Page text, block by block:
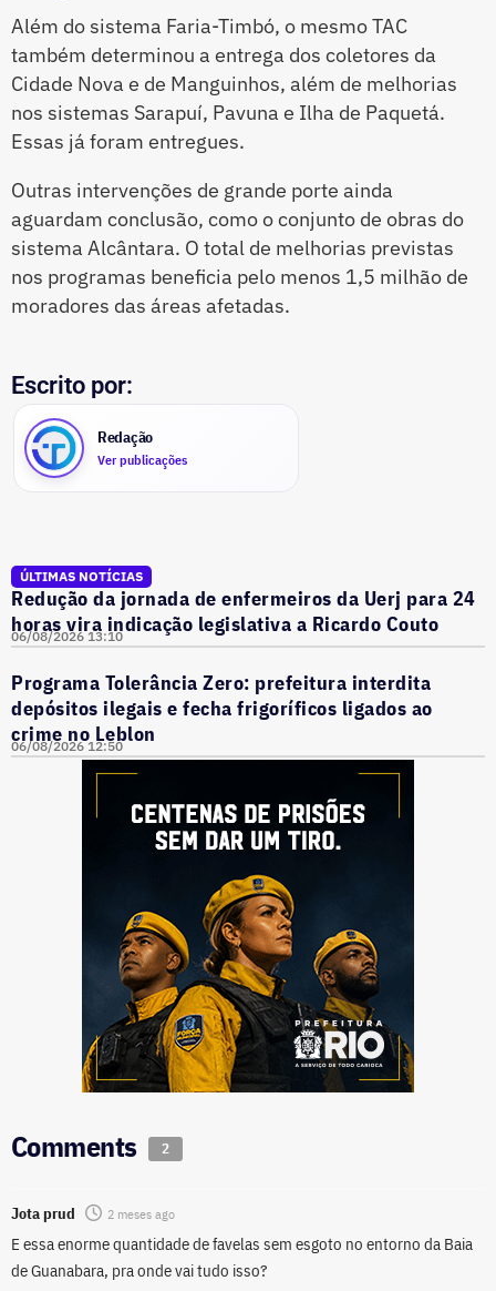
Além do sistema Faria-Timbó, o mesmo TAC
também determinou a entrega dos coletores da
Cidade Nova e de Manguinhos, além de melhorias
nos sistemas Sarapuí, Pavuna e Ilha de Paquetá.
Essas já foram entregues.
Outras intervenções de grande porte ainda
aguardam conclusão, como o conjunto de obras do
sistema Alcântara. O total de melhorias previstas
nos programas beneficia pelo menos 1,5 milhão de
moradores das áreas afetadas.
Escrito por:
Redação
Ver publicações
ÚLTIMAS NOTÍCIAS
Redução da jornada de enfermeiros da Uerj para 24
horas vira indicação legislativa a Ricardo Couto
06/08/2026 13:10
Programa Tolerância Zero: prefeitura interdita
depósitos ilegais e fecha frigoríficos ligados ao
crime no Leblon
06/08/2026 12:50
Comments 2
Jota prud 2 meses ago
E essa enorme quantidade de favelas sem esgoto no entorno da Baia
de Guanabara, pra onde vai tudo isso?